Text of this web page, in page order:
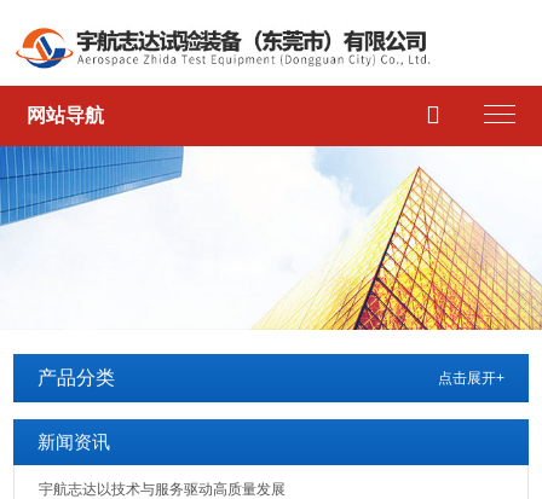
网站导航 
产品分类 点击展开+
新闻资讯
宇航志达以技术与服务驱动高质量发展